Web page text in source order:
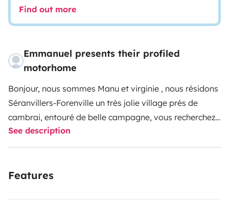
Find out more
Emmanuel presents their profiled
motorhome
Bonjour, nous sommes Manu et virginie , nous résidons
Séranvillers-Forenville un très jolie village prés de
cambrai, entouré de belle campagne, vous recherchez
un moyen pour vous évader sans contrainte , de visiter
des régions, des villes , sans avoir à vous préoccuper, si
pouvoir faire des visites de lieux insolites et pourquoi
See description
Features